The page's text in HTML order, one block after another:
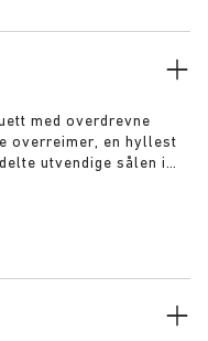
med overdrevne
overreimer, en hyllest
utvendige sålen i
i tonede farger gir